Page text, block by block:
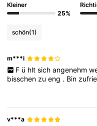
Kleiner
25%
schön(1)
m***i
F ü hlt sich angenehm
bisschenzueng . Bin
v***a